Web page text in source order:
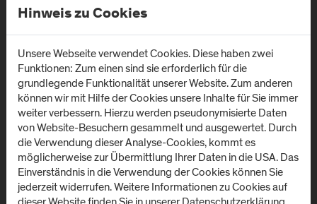
Abspielen
Hinweis zu Cookies
Unsere Webseite verwendet Cookies. Diese haben zwei
Funktionen: Zum einen sind sie erforderlich für die
grundlegende Funktionalität unserer Website. Zum anderen
können wir mit Hilfe der Cookies unsere Inhalte für Sie immer
weiter verbessern. Hierzu werden pseudonymisierte Daten
von Website-Besuchern gesammelt und ausgewertet. Durch
die Verwendung dieser Analyse-Cookies, kommt es
möglicherweise zur Übermittlung Ihrer Daten in die USA. Das
Einverständnis in die Verwendung der Cookies können Sie
jederzeit widerrufen. Weitere Informationen zu Cookies auf